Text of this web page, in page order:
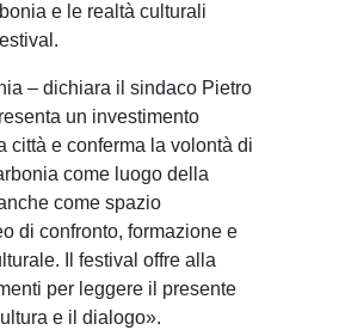
e le realtà culturali
– dichiara il sindaco Pietro
un investimento
città e conferma la volontà di
come luogo della
come spazio
di confronto, formazione e
Il festival offre alla
per leggere il presente
e il dialogo».